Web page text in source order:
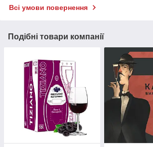
Всі умови повернення
Подібні товари компанії